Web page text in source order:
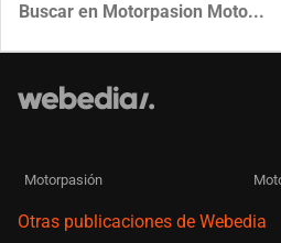
Motorpasión
Otras publicaciones de Webedia